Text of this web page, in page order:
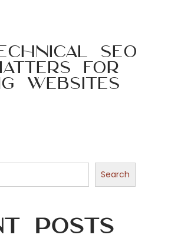
SEO
for
Websites
Search
Posts